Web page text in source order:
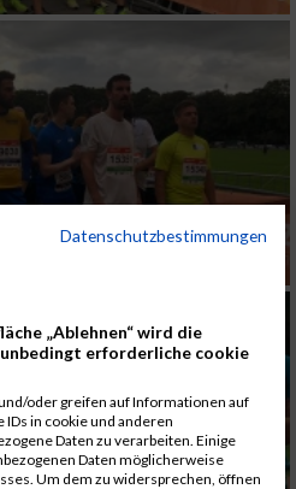
Datenschutzbestimmungen
„Ablehnen“ wird die
erforderliche cookie
oder greifen auf Informationen auf
IDs in cookie und anderen
Daten zu verarbeiten. Einige
Daten möglicherweise
Um dem zu widersprechen, öffnen